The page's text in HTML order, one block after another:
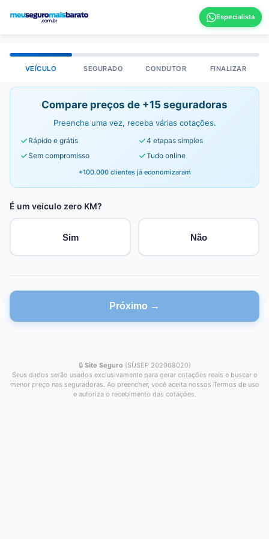
VEÍCULO SEGURADO CONDUTOR FINALIZAR
Compare preços de +15 seguradoras
Preencha uma vez, receba várias cotações.
Rápido e grátis
4 etapas simples
Sem compromisso
Tudo online
+100.000 clientes já economizaram
É um veículo zero KM?
Sim Não
Próximo →
🔒 Site Seguro (SUSEP 202068020)
Seus dados serão usados exclusivamente para gerar cotações reais e buscar o
menor preço nas seguradoras. Ao preencher, você aceita nossos Termos de uso
e autoriza o recebimento das cotações.